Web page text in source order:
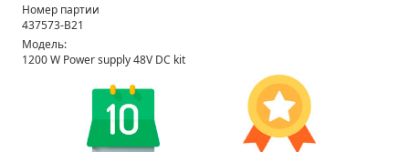
Номер партии
437573-B21
Модель:
1200 W Power supply 48V DC kit